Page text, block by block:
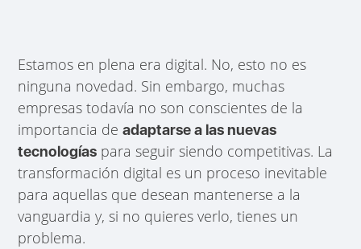
Estamos en plena era digital. No, esto no es
ninguna novedad. Sin embargo, muchas
empresas todavía no son conscientes de la
importancia deadaptarse a las nuevas
tecnologías para seguir siendo competitivas. La
transformación digital es un proceso inevitable
para aquellas que desean mantenerse a la
vanguardia y, si no quieres verlo, tienes un
problema.